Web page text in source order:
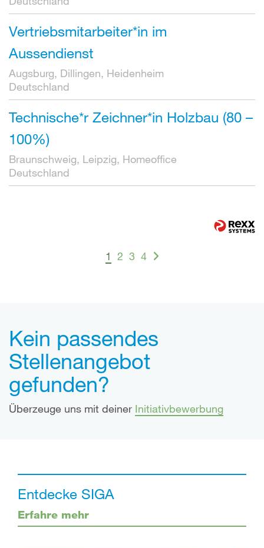
Vertriebsmitarbeiter*in im
Aussendienst
Augsburg, Dillingen, Heidenheim
Deutschland
Technische*r Zeichner*in Holzbau (80 –
100%)
Braunschweig, Leipzig, Homeoffice
Deutschland
1 2 3 4
Kein passendes
Stellenangebot
gefunden?
Überzeuge uns mit deiner Initiativbewerbung
Entdecke SIGA
Erfahre mehr